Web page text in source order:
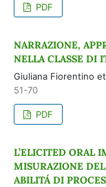
PDF
NARRAZIONE,
NELLA CLASSE DI
Giuliana Fiorentino
51-70
PDF
L’ELICITED ORAL
MISURAZIONE
ABILITÁ DI